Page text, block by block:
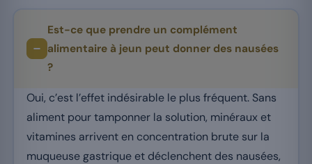
Est-ce que prendre un complément
alimentaire à jeun peut donner des nausées
?
Oui, c’est l’effet indésirable le plus fréquent. Sans
aliment pour tamponner la solution, minéraux et
vitamines arrivent en concentration brute sur la
muqueuse gastrique et déclenchent des nausées,